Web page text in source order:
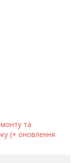
та
(+ оновлення